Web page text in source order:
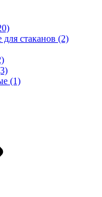
стаканов (2)
(1)